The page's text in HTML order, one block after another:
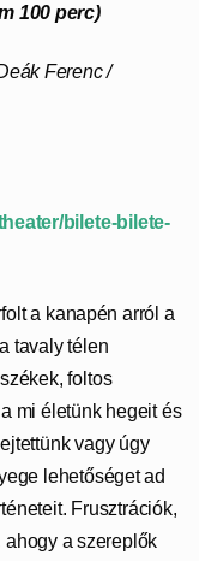
100 perc)
Ferenc /
bilete-bilete-
a kanapén arról a
tavaly télen
foltos
mi életünk hegeit és
vagy úgy
lehetőséget ad
Frusztrációk,
ahogy a szereplők